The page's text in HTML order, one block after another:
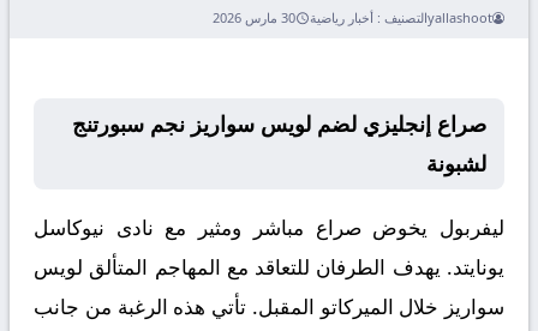
yallashootالتصنيف : أخبار رياضية 30 مارس 2026
صراع إنجليزي لضم لويس سواريز نجم سبورتنج
لشبونة
ليفربول يخوض صراع مباشر ومثير مع نادى نيوكاسل
يونايتد. يهدف الطرفان للتعاقد مع المهاجم المتألق لويس
سواريز خلال الميركاتو المقبل. تأتي هذه الرغبة من جانب